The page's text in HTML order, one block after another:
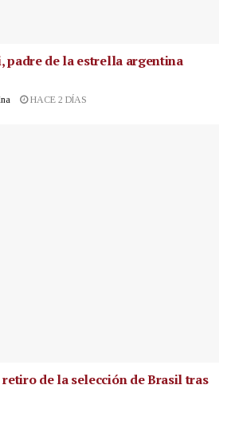
padre de la estrella argentina
HACE 2 DÍAS
de la selección de Brasil tras